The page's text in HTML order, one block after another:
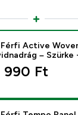
- MP Férfi
Férfi Active
– Szürke
990 Ft‎